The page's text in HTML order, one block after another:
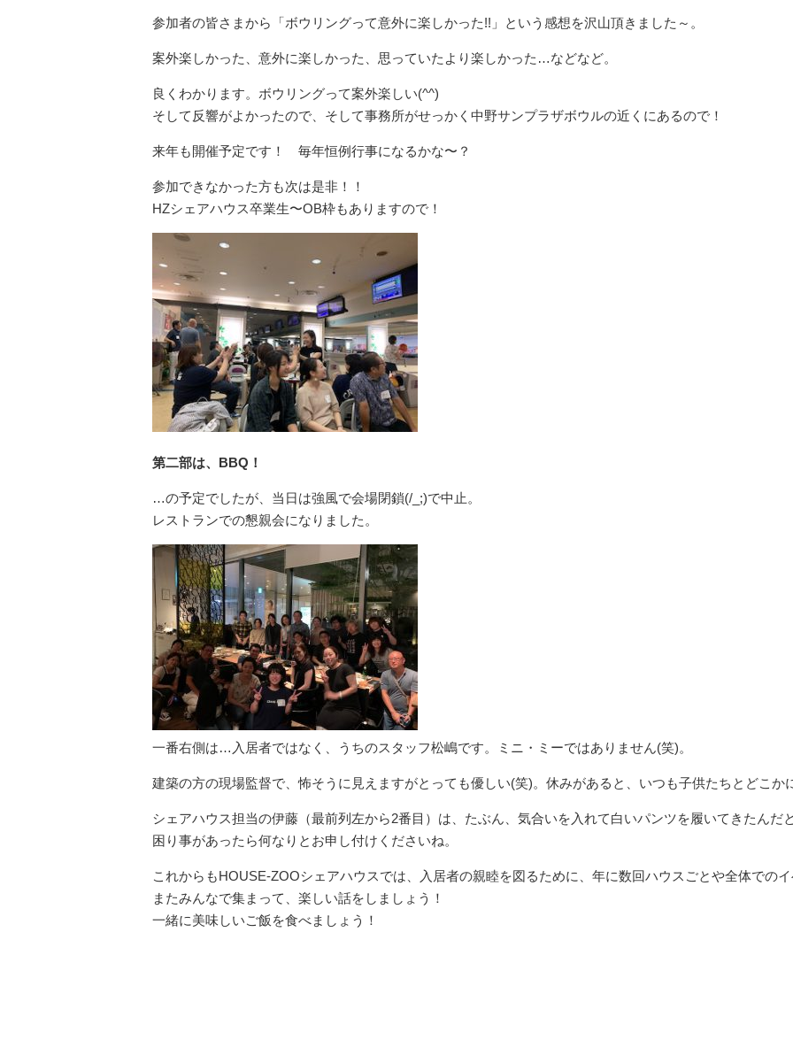
参加者の皆さまから「ボウリングって意外に楽しかった!!」という感想を沢山頂きました～。
案外楽しかった、意外に楽しかった、思っていたより楽しかった…などなど。
良くわかります。ボウリングって案外楽しい(^^)
そして反響がよかったので、そして事務所がせっかく中野サンプラザボウルの近くにあるので！
来年も開催予定です！ 毎年恒例行事になるかな〜？
参加できなかった方も次は是非！！
HZシェアハウス卒業生〜OB枠もありますので！
第二部は、BBQ！
…の予定でしたが、当日は強風で会場閉鎖(/_;)で中止。
レストランでの懇親会になりました。
一番右側は…入居者ではなく、うちのスタッフ松嶋です。ミニ・ミーではありません(笑)。
建築の方の現場監督で、怖そうに見えますがとっても優しい(笑)。休みがあると、いつも子供たちとどこか
シェアハウス担当の伊藤（最前列左から2番目）は、たぶん、気合いを入れて白いパンツを履いてきたんだ
困り事があったら何なりとお申し付けくださいね。
これからもHOUSE-ZOOシェアハウスでは、入居者の親睦を図るために、年に数回ハウスごとや全体での
またみんなで集まって、楽しい話をしましょう！
一緒に美味しいご飯を食べましょう！